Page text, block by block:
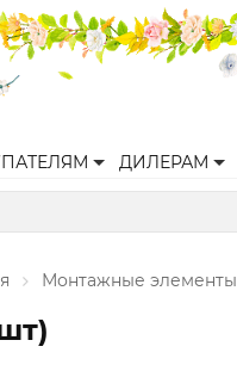
ДИЛЕРАМ
Монтажные элементы